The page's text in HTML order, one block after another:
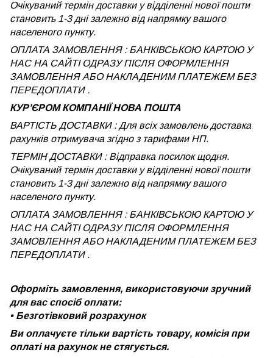
Очікуваний термін доставки у відділенні нової пошти
становить 1-3 дні залежно від напрямку вашого
населеного пункту.
ОПЛАТА ЗАМОВЛЕННЯ : БАНКІВСЬКОЮ КАРТОЮ У
НАС НА САЙТІ ОДРАЗУ ПІСЛЯ ОФОРМЛЕННЯ
ЗАМОВЛЕННЯ АБО НАКЛАДЕНИМ ПЛАТЕЖЕМ БЕЗ
ПЕРЕДОПЛАТИ .
КУРʼЄРОМ КОМПАНІЇ НОВА ПОШТА
ВАРТІСТЬ ДОСТАВКИ : Для всіх замовлень доставка
рахунків отримувача згідно з тарифами НП.
ТЕРМІН ДОСТАВКИ : Відправка посилок щодня.
Очікуваний термін доставки у відділенні нової пошти
становить 1-3 дні залежно від напрямку вашого
населеного пункту.
ОПЛАТА ЗАМОВЛЕННЯ : БАНКІВСЬКОЮ КАРТОЮ У
НАС НА САЙТІ ОДРАЗУ ПІСЛЯ ОФОРМЛЕННЯ
ЗАМОВЛЕННЯ АБО НАКЛАДЕНИМ ПЛАТЕЖЕМБЕЗ
ПЕРЕДОПЛАТИ .
Оформіть замовлення, використовуючи зручний
для вас спосіб оплати:
• Безготівковий розрахунок
Ви оплачуєте тільки вартість товару, комісія при
оплаті на рахунок не стягується.